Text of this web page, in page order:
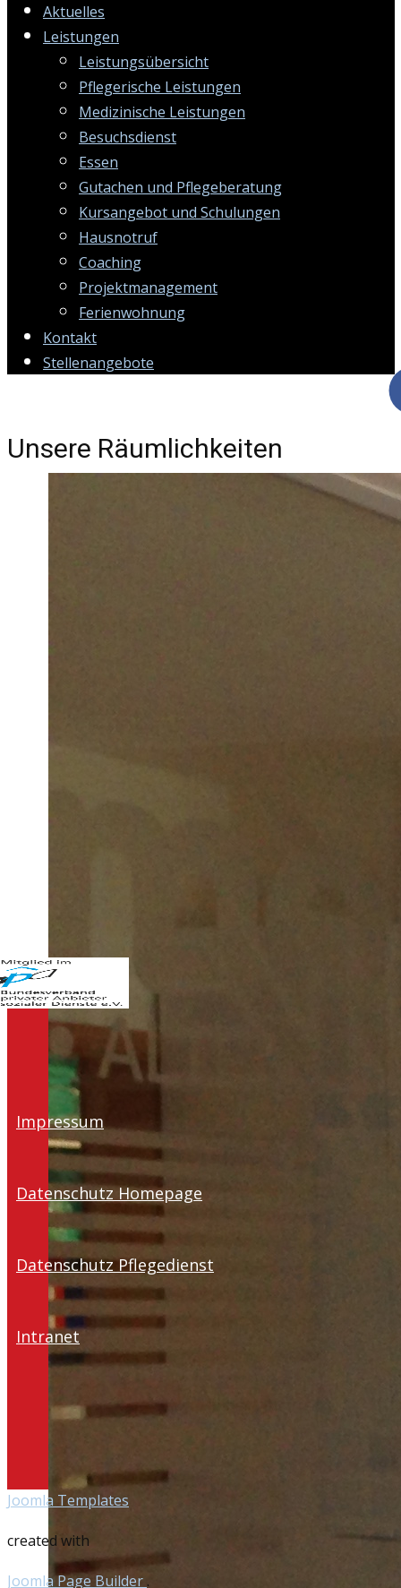
Aktuelles
Leistungen
Leistungsübersicht
Pflegerische Leistungen
Medizinische Leistungen
Besuchsdienst
Essen
Gutachen und Pflegeberatung
Kursangebot und Schulungen
Hausnotruf
Coaching
Projektmanagement
Ferienwohnung
Kontakt
Stellenangebote
Unsere Räumlichkeiten
Impressum
Datenschutz Homepage
Datenschutz Pflegedienst
Intranet
Joomla Templates
created with
Joomla Page Builder.